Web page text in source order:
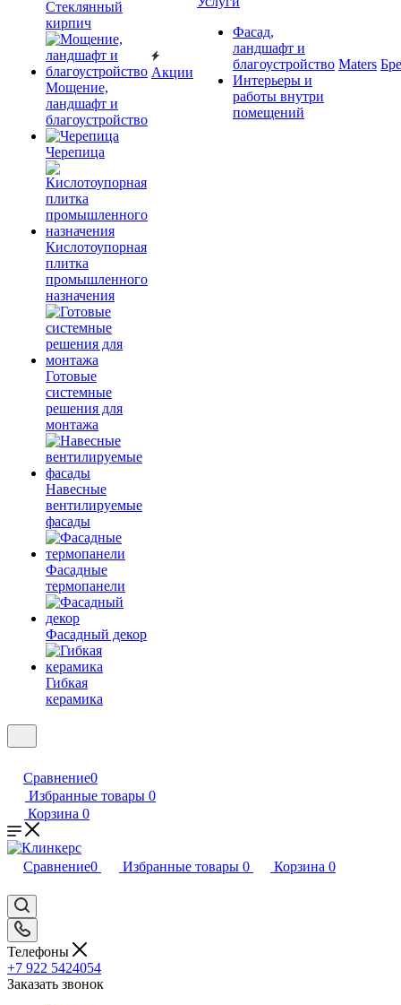
Cтеклянный
кирпич
Мощение,
ландшафт и
благоустройство
Черепица
Кислотоупорная
плитка
промышленного
назначения
Готовые
системные
решения для
монтажа
Навесные
вентилируемые
фасады
Фасадные
термопанели
Фасадный декор
Гибкая
керамика
Акции
Фасад,
ландшафт и
благоустройство
Интерьеры и
работы внутри
помещений
Maters
Сравнение0
Избранные товары 0
Корзина 0
Сравнение0 Избранные товары 0 Корзина 0
Телефоны
+7 922 5424054
Заказать звонок